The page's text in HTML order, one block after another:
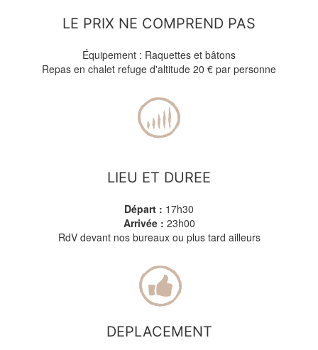
LE PRIX NE COMPREND PAS
Équipement : Raquettes et bâtons
Repas en chalet refuge d'altitude 20 € par personne
LIEU ET DUREE
Départ : 17h30
Arrivée : 23h00
RdV devant nos bureaux ou plus tard ailleurs
DEPLACEMENT